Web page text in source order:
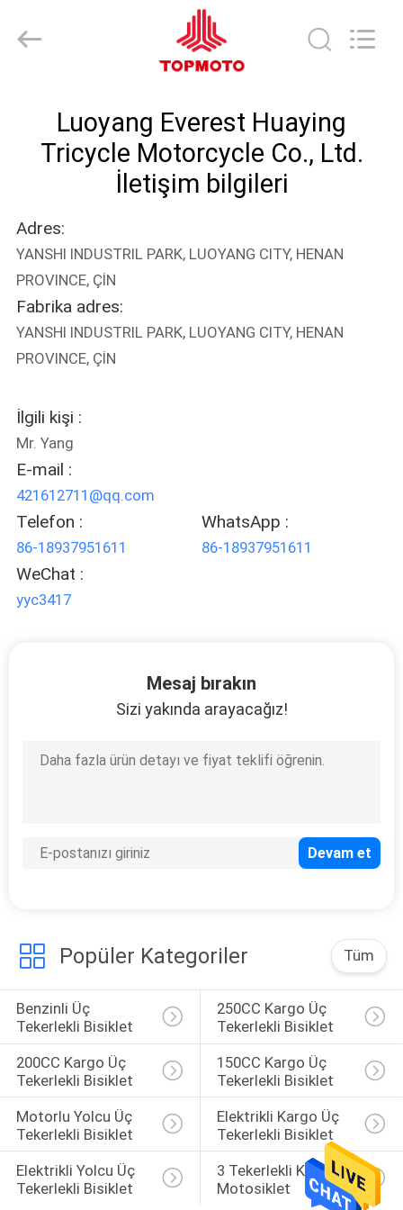
ÜRÜN:%
HAKKIMIZDA
FABRIKA
TURU
KONTROL
BIZIMLE
ILETIŞIME
GEÇIN
HABERLER
SITE
PRIVACY
Tricycle
Motorcycle
Luoyang Everest Huaying
Tricycle Motorcycle Co., Ltd.
İletişim bilgileri
Adres:
YANSHI INDUSTRIL PARK, LUOYANG CITY, HENAN
PROVINCE, ÇİN
Fabrika adres:
YANSHI INDUSTRIL PARK, LUOYANG CITY, HENAN
PROVINCE, ÇİN
İlgili kişi :
Mr. Yang
E-mail :
421612711@qq.com
Telefon :
86-18937951611
WhatsApp :
86-18937951611
WeChat :
yyc3417
Mesaj bırakın
Sizi yakında arayacağız!
Popüler Kategoriler Tüm
Benzinli Üç
Tekerlekli Bisiklet
250CC Kargo Üç
Tekerlekli Bisiklet
200CC Kargo Üç
Tekerlekli Bisiklet
150CC Kargo Üç
Tekerlekli Bisiklet
Motorlu Yolcu Üç
Tekerlekli Bisiklet
Elektrikli Kargo Üç
Tekerlekli Bisiklet
Elektrikli Yolcu Üç
Tekerlekli Bisiklet
3 Tekerlekli Kargo
Motosiklet